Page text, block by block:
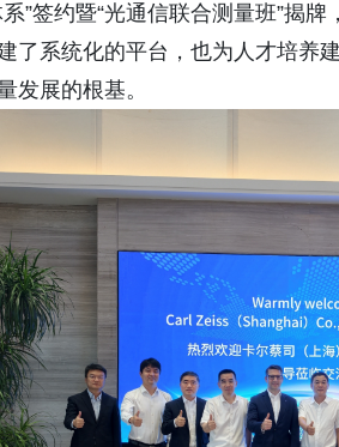
”签约暨“光通信联合测量班”揭
了系统化的平台，也为人才培养
发展的根基。